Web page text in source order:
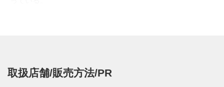
取扱店舗/販売方法/PR